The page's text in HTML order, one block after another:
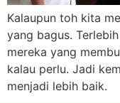
Kalaupun toh kita
yang bagus.
mereka yang
kalau perlu. Jadi
menjadi lebih baik.